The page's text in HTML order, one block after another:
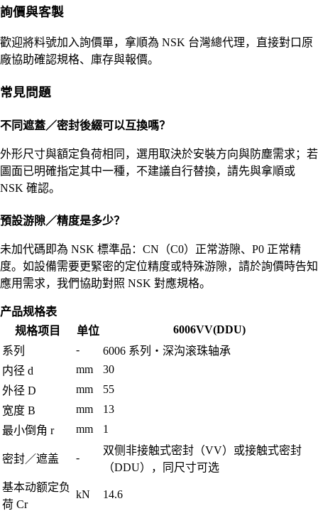
詢價與客製
歡迎將料號加入詢價單，拿順為 NSK 台灣總代理，直接對口原
廠協助確認規格、庫存與報價。
常見問題
不同遮蓋／密封後綴可以互換嗎？
外形尺寸與額定負荷相同，選用取決於安裝方向與防塵需求；若
圖面已明確指定其中一種，不建議自行替換，請先與拿順或
NSK 確認。
預設游隙／精度是多少？
未加代碼即為 NSK 標準品：CN（C0）正常游隙、P0 正常精
度。如設備需要更緊密的定位精度或特殊游隙，請於詢價時告知
應用需求，我們協助對照 NSK 對應規格。
产品规格表
规格项目
单位
6006VV(DDU)
系列
-
6006 系列・深沟滚珠轴承
内径 d
mm
30
外径 D
mm
55
宽度 B
mm
13
最小倒角 r
mm 1
密封／遮盖 -
双侧非接触式密封（VV）或接触式密封
（DDU），同尺寸可选
基本动额定负
荷 Cr
kN 14.6